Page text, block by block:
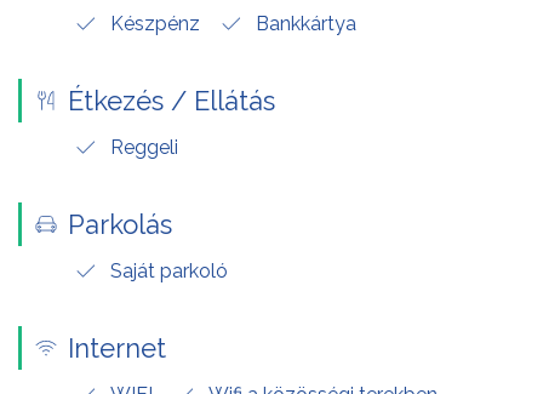
Készpénz Bankkártya
Étkezés / Ellátás
Reggeli
Parkolás
Saját parkoló
Internet